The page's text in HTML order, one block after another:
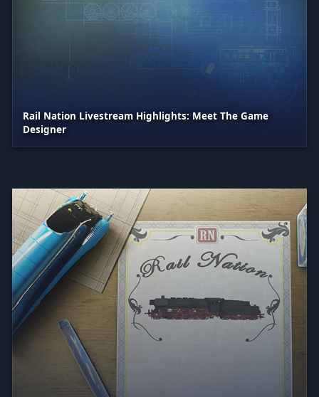
Rail Nation Livestream Highlights: Meet The Game
Designer